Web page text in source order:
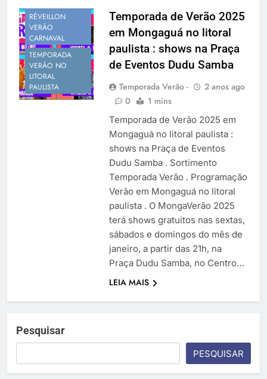
SÃO PAULO
RÉVEILLON
VERÃO
CARNAVAL
TEMPORADA
VERÃO NO
LITORAL
PAULISTA
Temporada de Verão 2025
em Mongaguá no litoral
paulista : shows na Praça
de Eventos Dudu Samba
Temporada Verão -
2 anos ago
0
1 mins
Temporada de Verão 2025 em
Mongaguá no litoral paulista :
shows na Praça de Eventos
Dudu Samba . Sortimento
Temporada Verão . Programação
Verão em Mongaguá no litoral
paulista . O MongaVerão 2025
terá shows gratuitos nas sextas,
sábados e domingos do mês de
janeiro, a partir das 21h, na
Praça Dudu Samba, no Centro…
LEIA MAIS
Pesquisar
PESQUISAR